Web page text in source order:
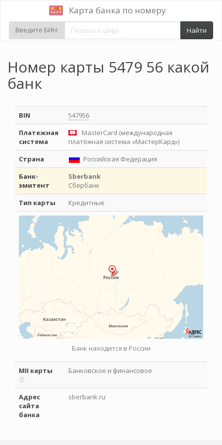
Карта банка по номеру
Введите БИН: Найти
Номер карты 5479 56 какой
банк
BIN
547956
Платежная
система
MasterCard (международная
платёжная система «МастерКард»)
Страна
Российская Федерация
Банк-
эмитент
Sberbank
Сбербанк
Тип карты
Кредитные
Банк находится в России
MII карты Банковское и финансовое
Адрес
сайта
банка
sberbank.ru